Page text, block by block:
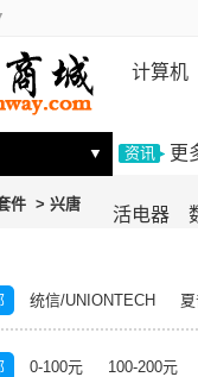
计算机
机 存储
活电器
▼ 资讯 更
件 > 兴唐
统信/UNIONTECH
方德/nfs-china
银河麒麟
兴唐 书生 中科方德
0-100元 100-200元